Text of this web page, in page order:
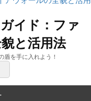
イド：ファ
と活用法
盾を手に入れよう！